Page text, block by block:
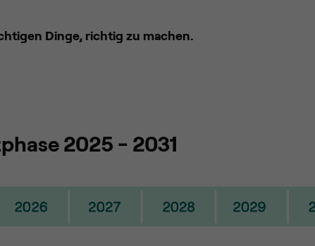
Dinge, richtig zu machen.
2025 - 2031